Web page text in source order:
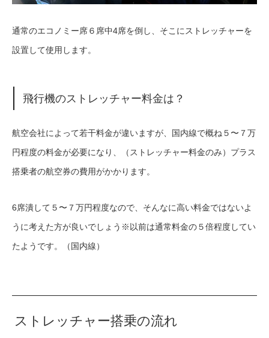
通常のエコノミー席６席中4席を倒し、そこにストレッチャーを
設置して使用します。
飛行機のストレッチャー料金は？
航空会社によって若干料金が違いますが、国内線で概ね５〜７万
円程度の料金が必要になり、（ストレッチャー料金のみ）プラス
搭乗者の航空券の費用がかかります。
6席潰して５〜７万円程度なので、そんなに高い料金ではないよ
うに考えた方が良いでしょう※以前は通常料金の５倍程度してい
たようです。（国内線）
ストレッチャー搭乗の流れ